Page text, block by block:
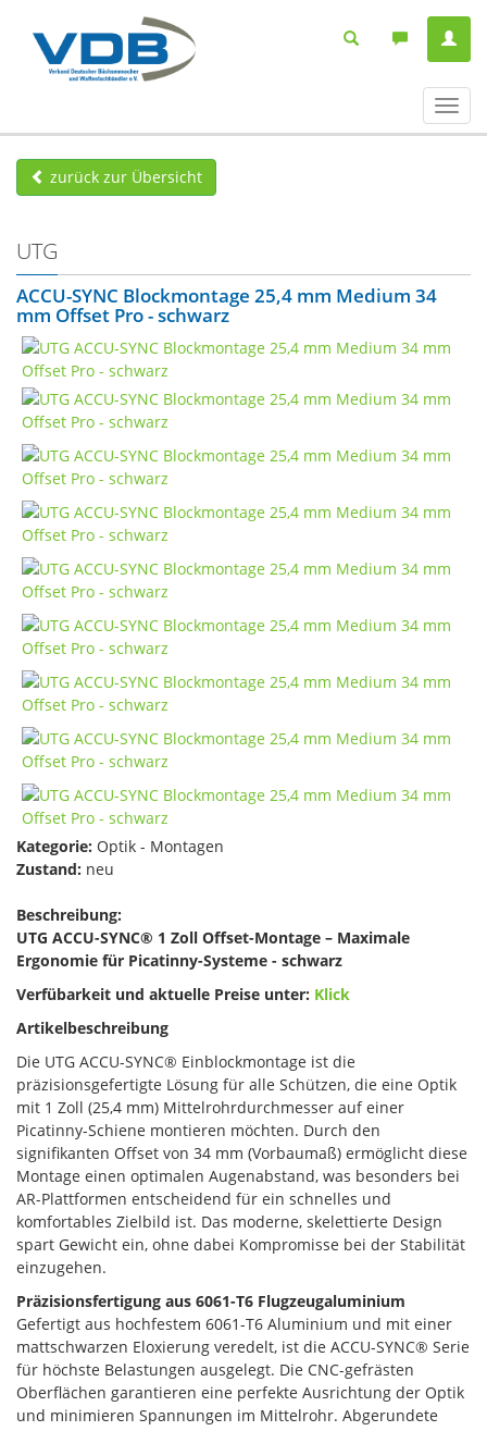
ein-/
zurück zur Übersicht
UTG
ACCU-SYNC Blockmontage 25,4 mm Medium 34
mm Offset Pro - schwarz
Kategorie: Optik - Montagen
Zustand: neu
Beschreibung:
UTG ACCU-SYNC® 1 Zoll Offset-Montage – Maximale
Ergonomie für Picatinny-Systeme - schwarz
Verfübarkeit und aktuelle Preise unter: Klick
Artikelbeschreibung
Die UTG ACCU-SYNC® Einblockmontage ist die
präzisionsgefertigte Lösung für alle Schützen, die eine Optik
mit 1 Zoll (25,4 mm) Mittelrohrdurchmesser auf einer
Picatinny-Schiene montieren möchten. Durch den
signifikanten Offset von 34 mm (Vorbaumaß) ermöglicht diese
Montage einen optimalen Augenabstand, was besonders bei
AR-Plattformen entscheidend für ein schnelles und
komfortables Zielbild ist. Das moderne, skelettierte Design
spart Gewicht ein, ohne dabei Kompromisse bei der Stabilität
einzugehen.
Präzisionsfertigung aus 6061-T6 Flugzeugaluminium
Gefertigt aus hochfestem 6061-T6 Aluminium und mit einer
mattschwarzen Eloxierung veredelt, ist die ACCU-SYNC® Serie
für höchste Belastungen ausgelegt. Die CNC-gefrästen
Oberflächen garantieren eine perfekte Ausrichtung der Optik
und minimieren Spannungen im Mittelrohr. Abgerundete